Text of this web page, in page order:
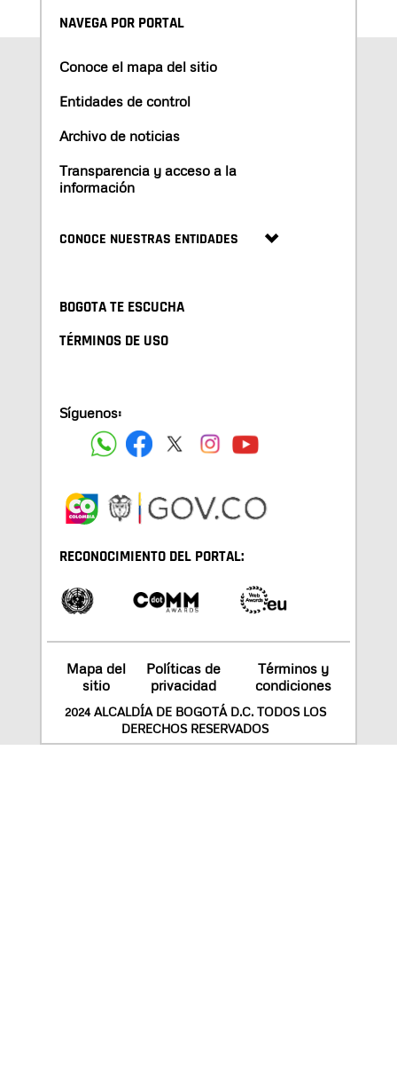
NAVEGA POR PORTAL
Conoce el mapa del sitio
Entidades de control
Archivo de noticias
Transparencia y acceso a la
información
CONOCE NUESTRAS ENTIDADES
BOGOTA TE ESCUCHA
TÉRMINOS DE USO
Síguenos:
RECONOCIMIENTO DEL PORTAL:
Mapa del
sitio
Políticas de
privacidad
Términos y
condiciones
2024 ALCALDÍA DE BOGOTÁ D.C. TODOS LOS
DERECHOS RESERVADOS